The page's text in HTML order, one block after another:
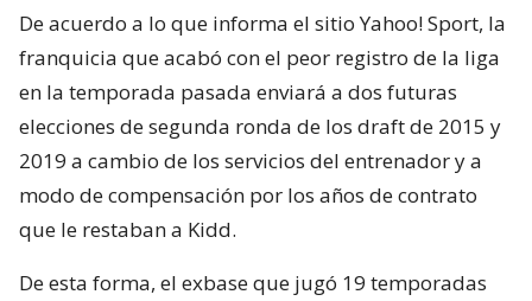
De acuerdo a lo que informa el sitio Yahoo! Sport, la
franquicia que acabó con el peor registro de la liga
en la temporada pasada enviará a dos futuras
elecciones de segunda ronda de los draft de 2015 y
2019 a cambio de los servicios del entrenador y a
modo de compensación por los años de contrato
que le restaban a Kidd.
De esta forma, el exbase que jugó 19 temporadas